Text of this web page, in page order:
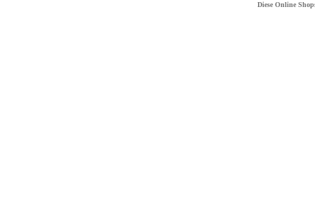
Diese Online